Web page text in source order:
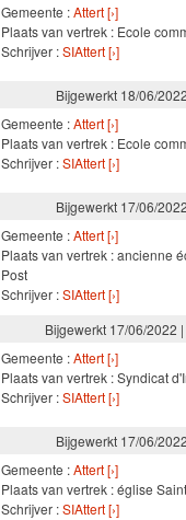
Gemeente :Attert [›]
Plaats van vertrek : Ecole
Schrijver :SIAttert [›]
Bijgewerkt 18/06/
Gemeente :Attert [›]
Plaats van vertrek : Ecole
Schrijver :SIAttert [›]
Bijgewerkt 17/06/
Gemeente :Attert [›]
Plaats van vertrek : ancienne
Post
Schrijver :SIAttert [›]
Bijgewerkt 17/06/2022 |
Gemeente :Attert [›]
Plaats van vertrek : Syndicat
Schrijver :SIAttert [›]
Bijgewerkt 17/06/
Gemeente :Attert [›]
Plaats van vertrek : église
Schrijver :SIAttert [›]